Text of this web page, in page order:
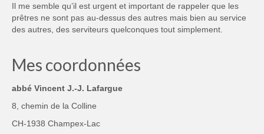
Il me semble qu’il est urgent et important de rappeler que les
prêtres ne sont pas au-dessus des autres mais bien au service
des autres, des serviteurs quelconques tout simplement.
Mes coordonnées
abbé Vincent J.-J. Lafargue
8, chemin de la Colline
CH-1938 Champex-Lac